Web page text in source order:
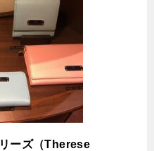
ーズ（Therese